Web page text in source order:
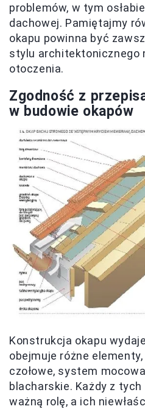
problemów, w tym
dachowej. Pamiętajmy
okapu powinna być
stylu architektonicznego
otoczenia.
Zgodność z
w budowie okapów
Konstrukcja okapu
obejmuje różne
czołowe, system
blacharskie. Każdy z
ważną rolę, a ich